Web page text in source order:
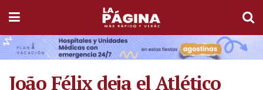
João Félix deja el Atlético